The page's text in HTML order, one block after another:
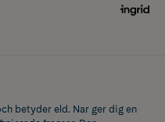
betyder eld. Nar ger dig en